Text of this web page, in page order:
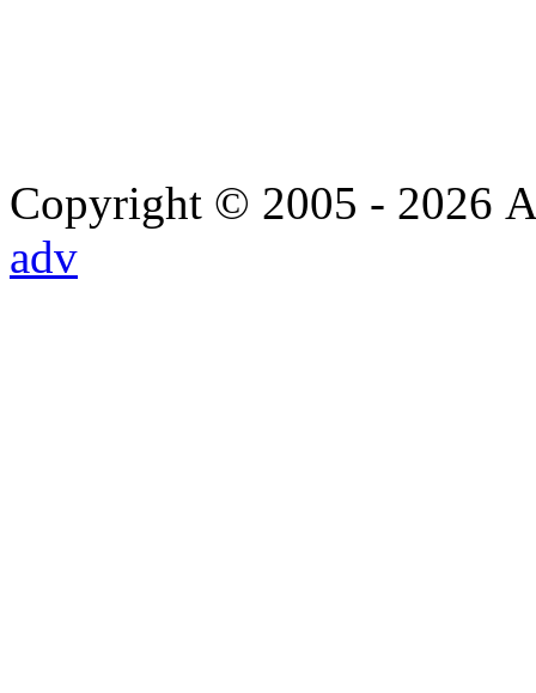
Copyright © 2005 - 2026
adv